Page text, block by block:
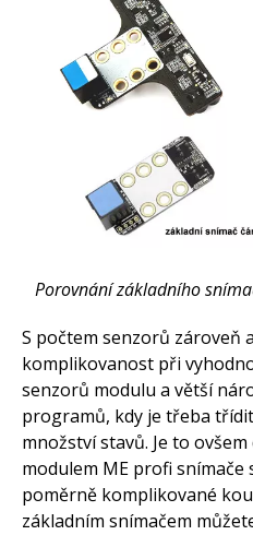
Porovnání základního
S počtem senzorů zároveň
komplikovanost při
senzorů modulu a větší
programů, kdy je třeba
množství stavů. Je to
modulem ME profi snímače
poměrně komplikované
základním snímačem